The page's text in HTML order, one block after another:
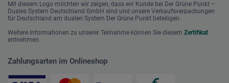
Mit diesem Logo möchten wir zeigen, dass wir Kunde bei Der Grüne Punkt –
Duales System Deutschland GmbH sind und unsere Verkaufsverpackungen
für Deutschland am dualen System Der Grüne Punkt beteiligen.
Weitere Informationen zu unserer Teilnahme können Sie diesem Zertifikat
entnehmen.
Zahlungsarten im Onlineshop